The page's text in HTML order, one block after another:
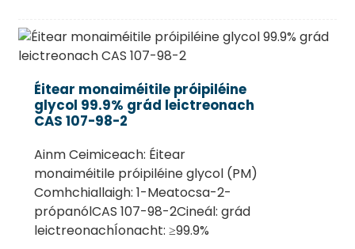
Éitear monaiméitile próipiléine
glycol 99.9% grád leictreonach
CAS 107-98-2
Ainm Ceimiceach: Éitear
monaiméitile próipiléine glycol (PM)
Comhchiallaigh: 1-Meatocsa-2-
própanólCAS 107-98-2Cineál: grád
leictreonachÍonacht: ≥99.9%